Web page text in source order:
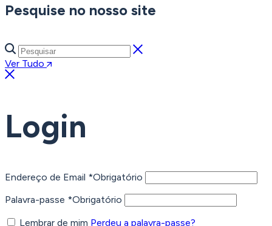
Pesquise no nosso site
Ver Tudo
Login
Endereço de Email *Obrigatório
Palavra-passe *Obrigatório
Lembrar de mim Perdeu a palavra-passe?